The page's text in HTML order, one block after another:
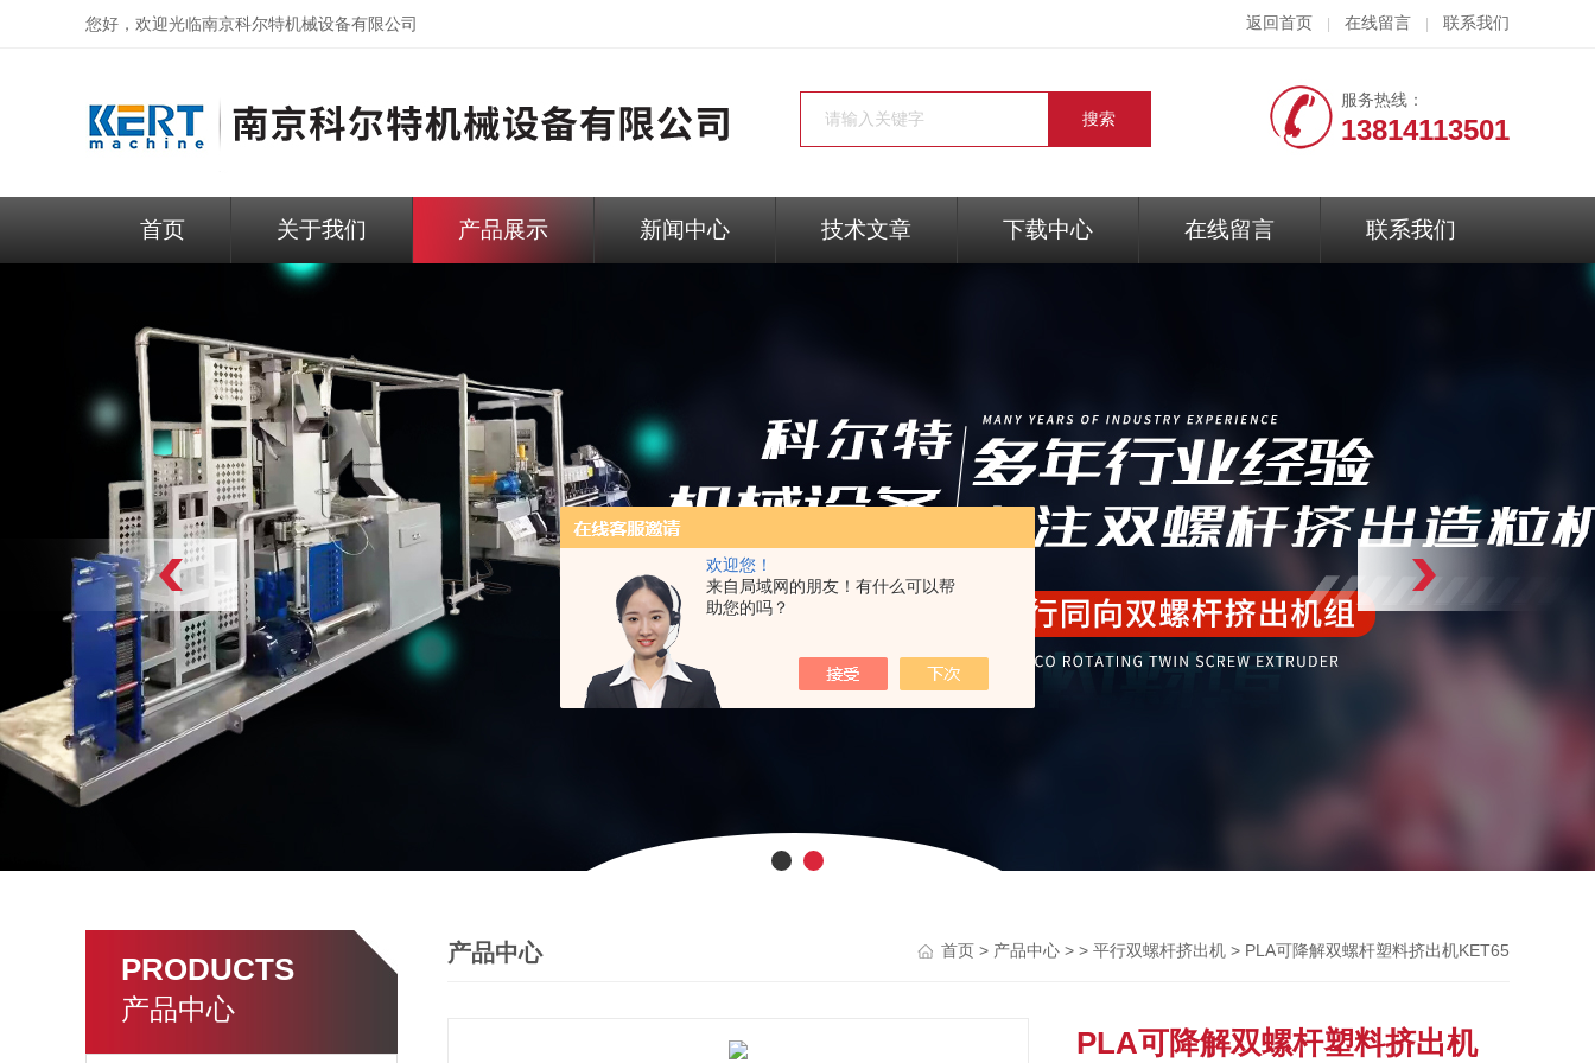
欢迎您！
来自局域网的朋友！有什么可以帮
助您的吗？
您好，欢迎光临南京科尔特机械设备有限公司 返回首页 在线留言 联系我们
服务热线：
13814113501
首页 关于我们 产品展示 新闻中心 技术文章 下载中心 在线留言 联系我们
PRODUCTS
产品中心
产品中心 首页 > 产品中心 > > 平行双螺杆挤出机 > PLA可降解双螺杆塑料挤出机KET65
PLA可降解双螺杆塑料挤出机